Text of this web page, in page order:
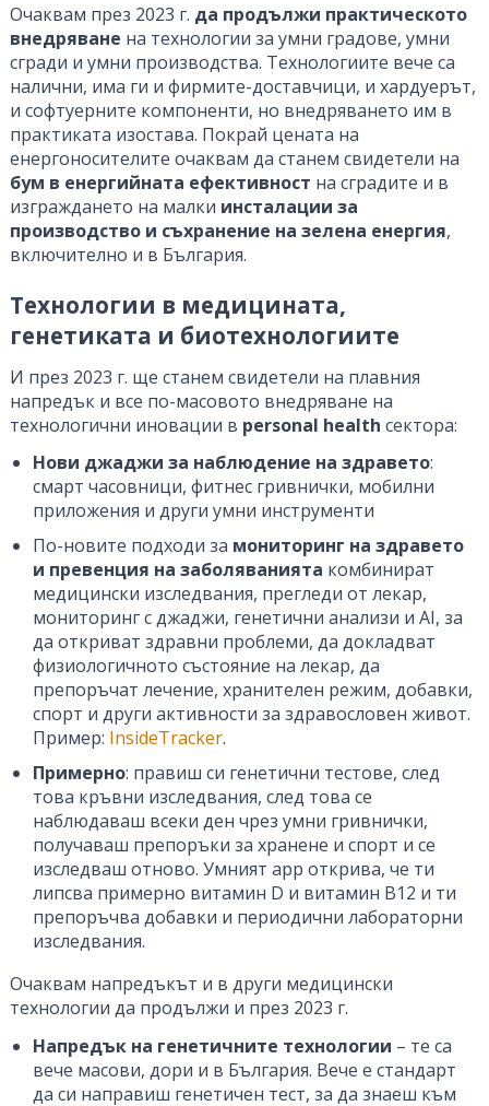
Очаквам през 2023 г. да продължи практическото
внедряване на технологии за умни градове, умни
сгради и умни производства. Технологиите вече са
налични, има ги и фирмите-доставчици, и хардуерът,
и софтуерните компоненти, но внедряването им в
практиката изостава. Покрай цената на
енергоносителите очаквам да станем свидетели на
бум в енергийната ефективност на сградите и в
изграждането на малки инсталации за
производство и съхранение на зелена енергия,
включително и в България.
Технологии в медицината,
генетиката и биотехнологиите
И през 2023 г. ще станем свидетели на плавния
напредък и все по-масовото внедряване на
технологични иновации в personal health сектора:
Нови джаджи за наблюдение на здравето:
смарт часовници, фитнес гривнички, мобилни
приложения и други умни инструменти
По-новите подходи за мониторинг на здравето
и превенция на заболяванията комбинират
медицински изследвания, прегледи от лекар,
мониторинг с джаджи, генетични анализи и AI, за
да откриват здравни проблеми, да докладват
физиологичното състояние на лекар, да
препоръчат лечение, хранителен режим, добавки,
спорт и други активности за здравословен живот.
Пример: InsideTracker.
Примерно: правиш си генетични тестове, след
това кръвни изследвания, след това се
наблюдаваш всеки ден чрез умни гривнички,
получаваш препоръки за хранене и спорт и се
изследваш отново. Умният app открива, че ти
липсва примерно витамин D и витамин B12 и ти
препоръчва добавки и периодични лабораторни
изследвания.
Очаквам напредъкът и в други медицински
технологии да продължи и през 2023 г.
Напредък на генетичните технологии – те са
вече масови, дори и в България. Вече е стандарт
да си направиш генетичен тест, за да знаеш към